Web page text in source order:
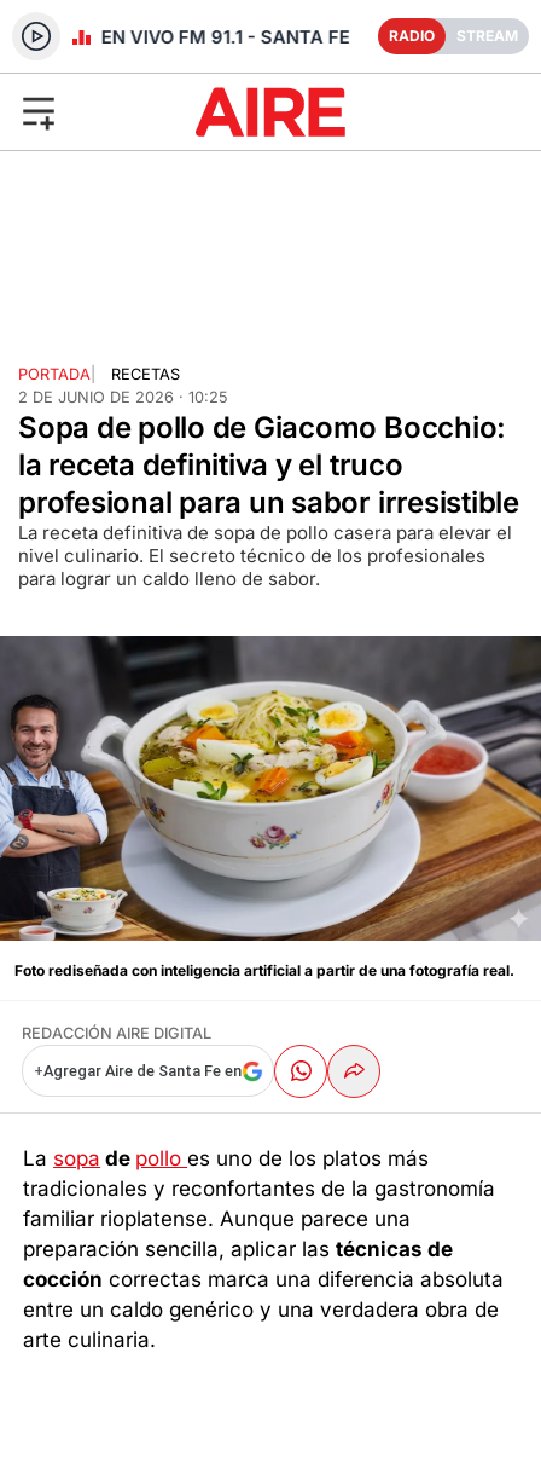
RADIO EN VIVO FM 91.1 - SANTA FE RADIO STREAM
PORTADA
RECETAS
2 DE JUNIO DE 2026 · 10:25
Sopa de pollo de Giacomo Bocchio:
la receta definitiva y el truco
profesional para un sabor irresistible
La receta definitiva de sopa de pollo casera para elevar el
nivel culinario. El secreto técnico de los profesionales
para lograr un caldo lleno de sabor.
Foto rediseñada con inteligencia artificial a partir de una fotografía real.
REDACCIÓN AIRE DIGITAL
+Agregar Aire de Santa Fe en
La sopa de polloes uno de los platos más
tradicionales y reconfortantes de la gastronomía
familiar rioplatense. Aunque parece una
preparación sencilla, aplicar lastécnicas de
cocción correctas marca una diferencia absoluta
entre un caldo genérico y una verdadera obra de
arte culinaria.